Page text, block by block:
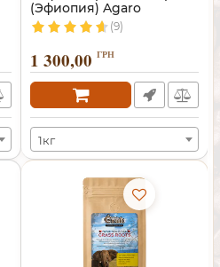
(Эфиопия) Agaro
(9)
1 300,00 ГРН
1кг